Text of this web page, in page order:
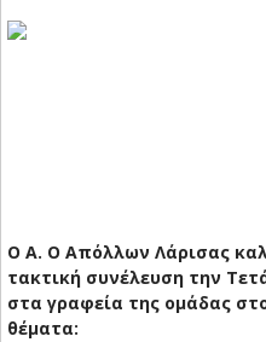
Ο Α. Ο Απόλλων Λάρισας
τακτική συνέλευση την
στα γραφεία της ομάδας
θέματα: